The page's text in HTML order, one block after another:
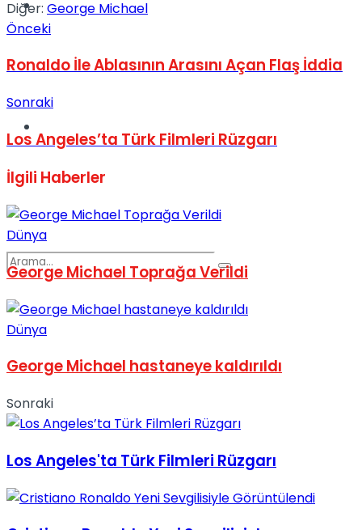
Spor
View All Result
Diğer: George Michael
Önceki
Ronaldo İle Ablasının Arasını Açan Flaş İddia
Sonraki
Los Angeles’ta Türk Filmleri Rüzgarı
İlgili Haberler
Dünya
George Michael Toprağa Verildi
Dünya
George Michael hastaneye kaldırıldı
Sonraki
Los Angeles'ta Türk Filmleri Rüzgarı